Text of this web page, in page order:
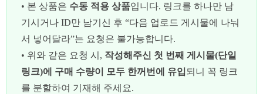
• 본 상품은 수동 적용 상품입니다. 링크를 하나만 남
기시거나 ID만 남기신 후 “다음 업로드 게시물에 나눠
서 넣어달라”는 요청은 불가능합니다.
• 위와 같은 요청 시, 작성해주신 첫 번째 게시물(단일
링크)에 구매 수량이 모두 한꺼번에 유입 되니 꼭 링크
를 분할하여 기재해 주세요.